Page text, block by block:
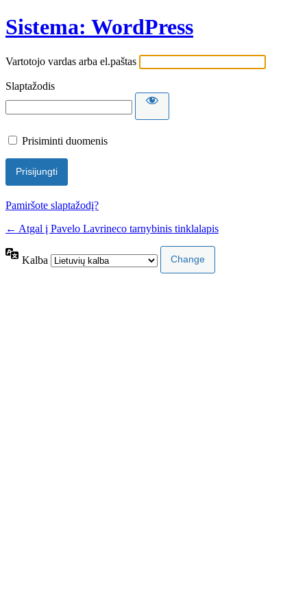
Sistema: WordPress
Vartotojo vardas arba el.paštas
Slaptažodis
Prisiminti duomenis
Pamiršote slaptažodį?
← Atgal į Pavelo Lavrineco tarnybinis tinklalapis
Kalba